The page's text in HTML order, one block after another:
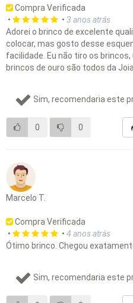
Compra Verificada
•
• 3 anos atrás
Adorei o brinco de excelente
colocar, mas gosto desse
facilidade. Eu não tiro os
brincos de ouro são todos da
Sim, recomendaria este
0 0
Marcelo T.
Compra Verificada
•
• 4 anos atrás
Ótimo brinco. Chegou
Sim, recomendaria este